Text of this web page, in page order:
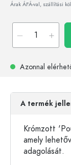
Árak ÁFÁ-val, szállítási
Azonnal
A termék
Krómzott
amely
adagolását.